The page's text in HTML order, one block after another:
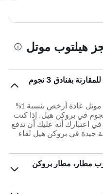
هيلتوب موتل
هل الأسعار في هيلتوب موتل قابلة للمقارنة بفنادق 3 نجوم
تكون الأسعار لكل ليلة في هيلتوب موتل عادة أرخص بنسبة 1%
لفنادق ذات تصنيف 3-نجوم في بروكن هيل. إذا كنت
اعتبارك أنه عليك أن تدفع
جيدة في بروكن هيل لقاء
مطار، مطار بروكن